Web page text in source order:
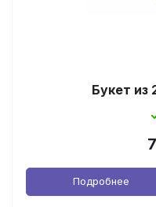
Букет из
Подробнее